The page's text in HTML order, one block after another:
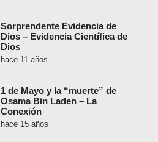
Sorprendente Evidencia de
Dios – Evidencia Científica de
Dios
hace 11 años
1 de Mayo y la “muerte” de
Osama Bin Laden – La
Conexión
hace 15 años